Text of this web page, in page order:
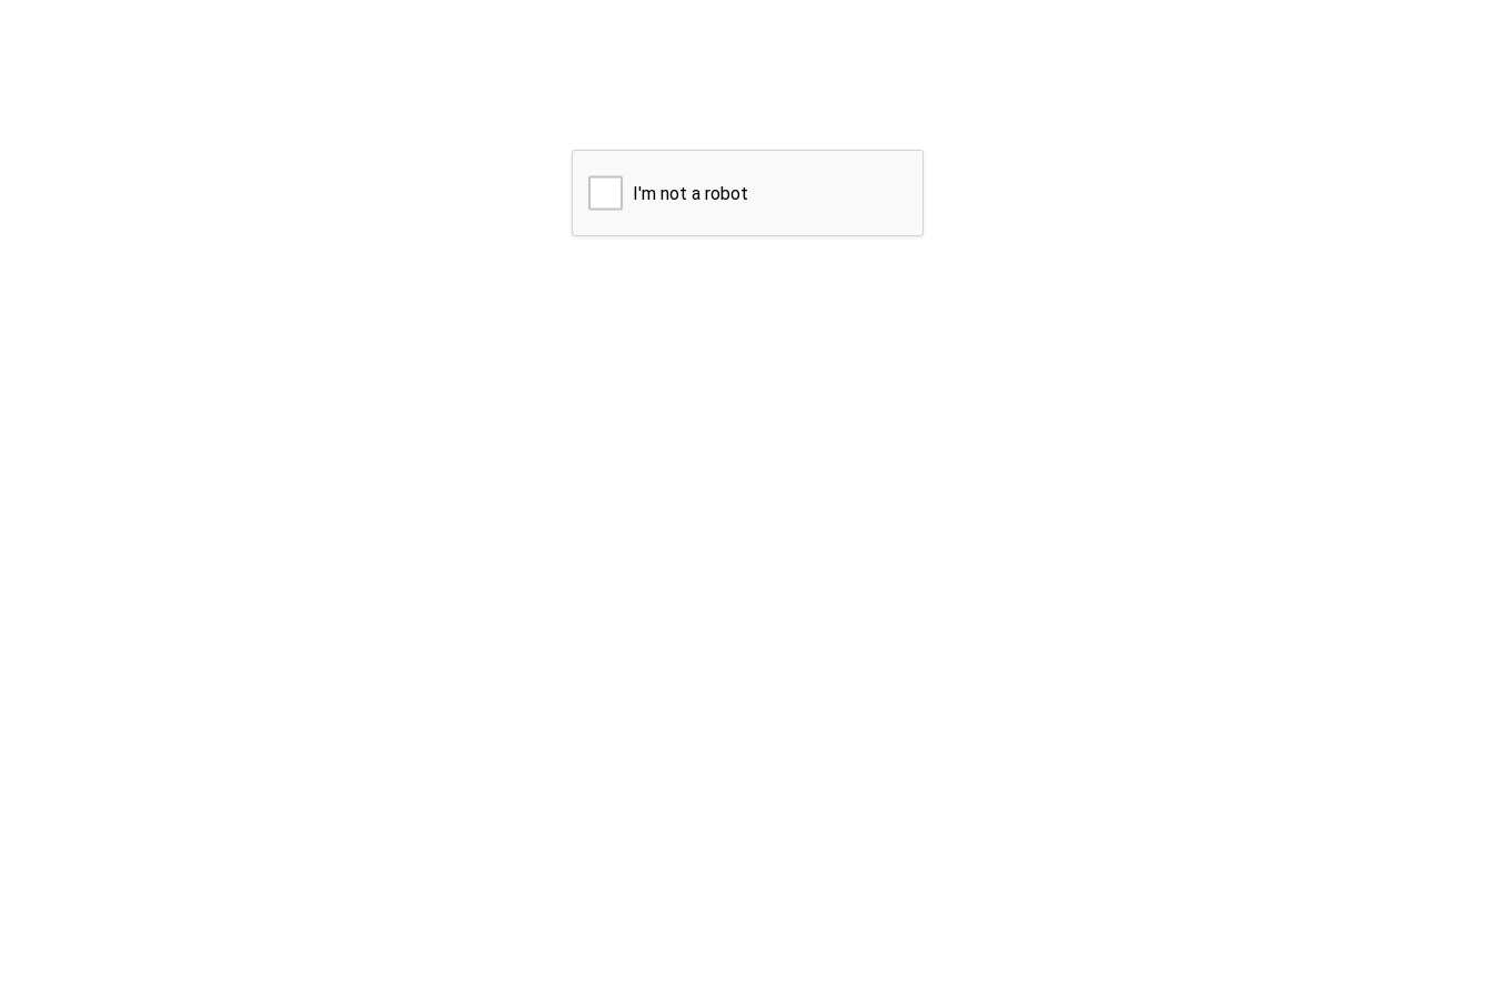
I'm not a robot